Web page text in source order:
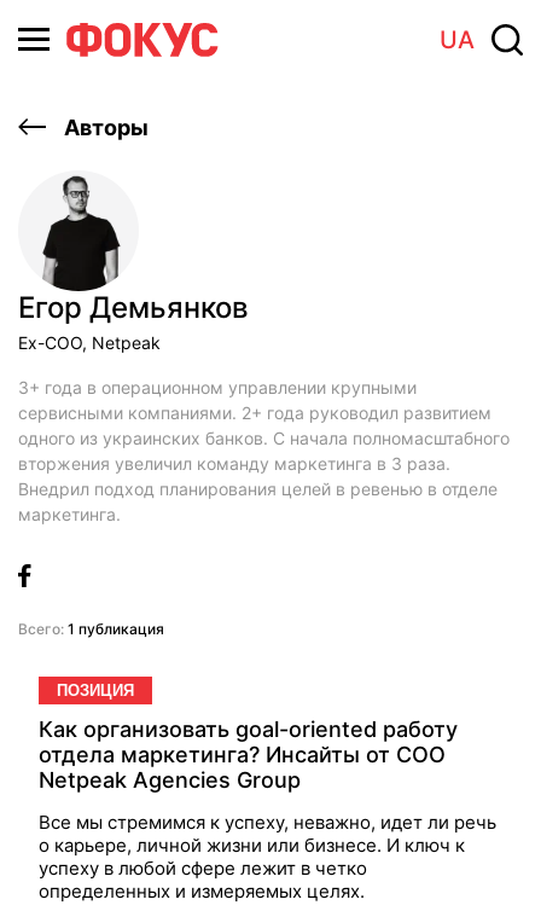
UA
Авторы
Егор Демьянков
Ex-COO, Netpeak
3+ года в операционном управлении крупными
сервисными компаниями. 2+ года руководил развитием
одного из украинских банков. С начала полномасштабного
вторжения увеличил команду маркетинга в 3 раза.
Внедрил подход планирования целей в ревенью в отделе
маркетинга.
Всего: 1 публикация
ПОЗИЦИЯ
Как организовать goal-oriented работу
отдела маркетинга? Инсайты от COO
Netpeak Agencies Group
Все мы стремимся к успеху, неважно, идет ли речь
о карьере, личной жизни или бизнесе. И ключ к
успеху в любой сфере лежит в четко
определенных и измеряемых целях.